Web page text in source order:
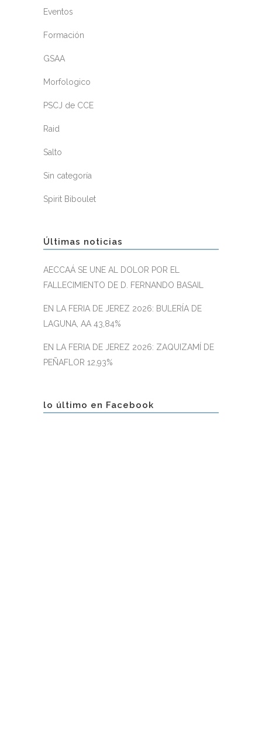
Eventos
Formación
GSAA
Morfologico
PSCJ de CCE
Raid
Salto
Sin categoría
Spirit Biboulet
Últimas noticias
AECCAÁ SE UNE AL DOLOR POR EL
FALLECIMIENTO DE D. FERNANDO BASAIL
EN LA FERIA DE JEREZ 2026: BULERÍA DE
LAGUNA, AA 43,84%
EN LA FERIA DE JEREZ 2026: ZAQUIZAMÍ DE
PEÑAFLOR 12,93%
lo último en Facebook